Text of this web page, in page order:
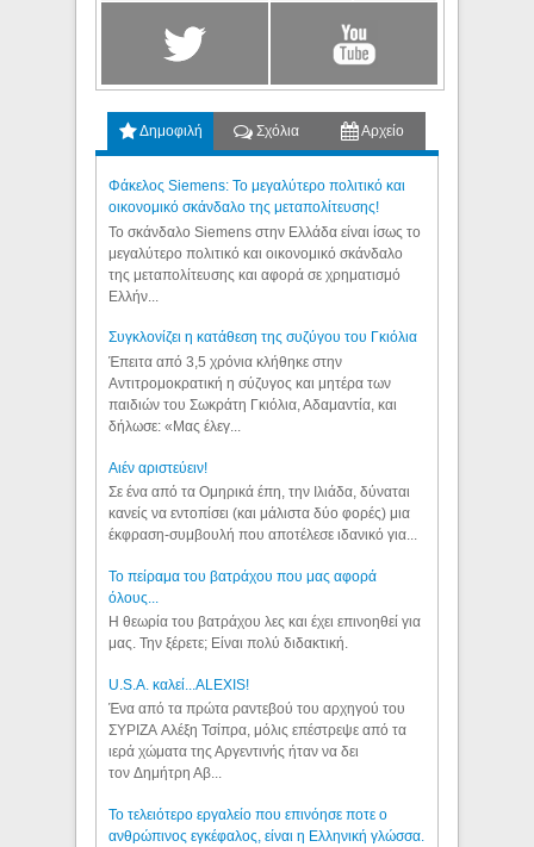
Δημοφιλή Σχόλια Αρχείο
Φάκελος Siemens: Το μεγαλύτερο πολιτικό και
οικονομικό σκάνδαλο της μεταπολίτευσης!
Το σκάνδαλο Siemens στην Ελλάδα είναι ίσως το
μεγαλύτερο πολιτικό και οικονομικό σκάνδαλο
της μεταπολίτευσης και αφορά σε χρηματισμό
Ελλήν...
Συγκλονίζει η κατάθεση της συζύγου του Γκιόλια
Έπειτα από 3,5 χρόνια κλήθηκε στην
Αντιτρομοκρατική η σύζυγος και μητέρα των
παιδιών του Σωκράτη Γκιόλια, Αδαμαντία, και
δήλωσε: «Μας έλεγ...
Aιέν αριστεύειν!
Σε ένα από τα Ομηρικά έπη, την Ιλιάδα, δύναται
κανείς να εντοπίσει (και μάλιστα δύο φορές) μια
έκφραση-συμβουλή που αποτέλεσε ιδανικό για...
Το πείραμα του βατράχου που μας αφορά
όλους...
Η θεωρία του βατράχου λες και έχει επινοηθεί για
μας. Την ξέρετε; Είναι πολύ διδακτική.
U.S.A. καλεί...ALEXIS!
Ένα από τα πρώτα ραντεβού του αρχηγού του
ΣΥΡΙΖΑ Αλέξη Τσίπρα, μόλις επέστρεψε από τα
ιερά χώματα της Αργεντινής ήταν να δει
τον Δημήτρη Αβ...
Το τελειότερο εργαλείο που επινόησε ποτε ο
ανθρώπινος εγκέφαλος, είναι η Ελληνική γλώσσα.